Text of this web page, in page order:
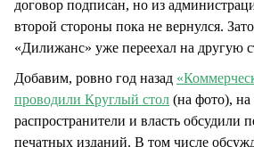
договор подписан, но из
второй стороны пока не вернулся.
«Дилижанс» уже переехал на другую
Добавим, ровно год назад
проводили Круглый стол (на фото), на
распространители и власть обсудили
печатных изданий. В том числе